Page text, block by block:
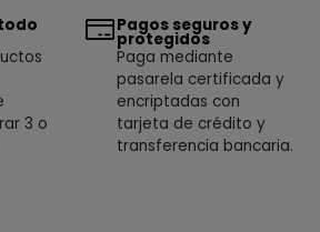
3 o
Pagos seguros y
protegidos
Paga mediante
pasarela certificada y
encriptadas con
tarjeta de crédito y
transferencia bancaria.